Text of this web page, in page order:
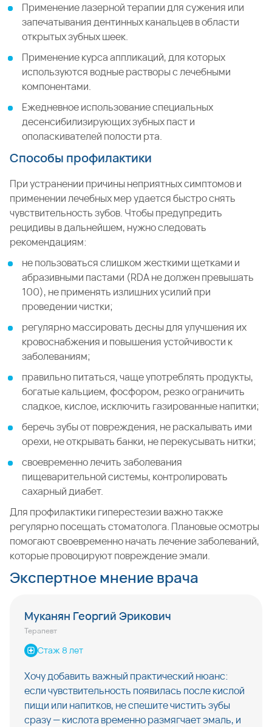
Применение лазерной терапии для сужения или
запечатывания дентинных канальцев в области
открытых зубных шеек.
Применение курса аппликаций, для которых
используются водные растворы с лечебными
компонентами.
Ежедневное использование специальных
десенсибилизирующих зубных паст и
ополаскивателей полости рта.
Способы профилактики
При устранении причины неприятных симптомов и
применении лечебных мер удается быстро снять
чувствительность зубов. Чтобы предупредить
рецидивы в дальнейшем, нужно следовать
рекомендациям:
не пользоваться слишком жесткими щетками и
абразивными пастами (RDA не должен превышать
100), не применять излишних усилий при
проведении чистки;
регулярно массировать десны для улучшения их
кровоснабжения и повышения устойчивости к
заболеваниям;
правильно питаться, чаще употреблять продукты,
богатые кальцием, фосфором, резко ограничить
сладкое, кислое, исключить газированные напитки;
беречь зубы от повреждения, не раскалывать ими
орехи, не открывать банки, не перекусывать нитки;
своевременно лечить заболевания
пищеварительной системы, контролировать
сахарный диабет.
Для профилактики гиперестезии важно также
регулярно посещать стоматолога. Плановые осмотры
помогают своевременно начать лечение заболеваний,
которые провоцируют повреждение эмали.
Экспертное мнение врача
Муканян Георгий Эрикович
Терапевт
Стаж 8 лет
Хочу добавить важный практический нюанс:
если чувствительность появилась после кислой
пищи или напитков, не спешите чистить зубы
сразу — кислота временно размягчает эмаль, и